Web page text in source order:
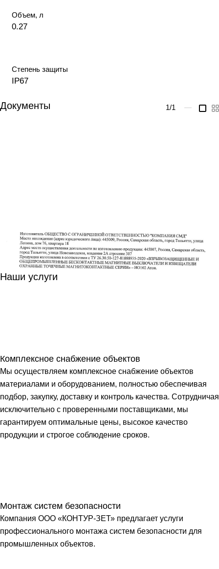
Объем, л
0.27
Степень защиты
IP67
Документы 1/1 —
Наши услуги
Комплексное снабжение объектов
Мы осуществляем комплексное снабжение объектов
материалами и оборудованием, полностью обеспечивая
подбор, закупку, доставку и контроль качества. Сотрудничая
исключительно с проверенными поставщиками, мы
гарантируем оптимальные цены, высокое качество
продукции и строгое соблюдение сроков.
Монтаж систем безопасности
Компания ООО «КОНТУР-ЗЕТ» предлагает услуги
профессионального монтажа систем безопасности для
промышленных объектов.